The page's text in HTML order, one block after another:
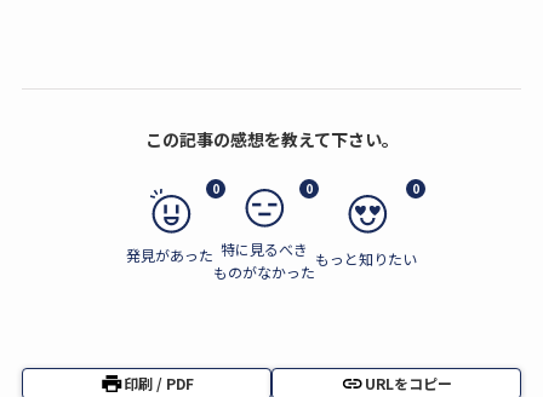
この記事の感想を教えて下さい。
0
発見があった
0
特に見るべき
ものがなかった
0
もっと知りたい
印刷 / PDF URLをコピー